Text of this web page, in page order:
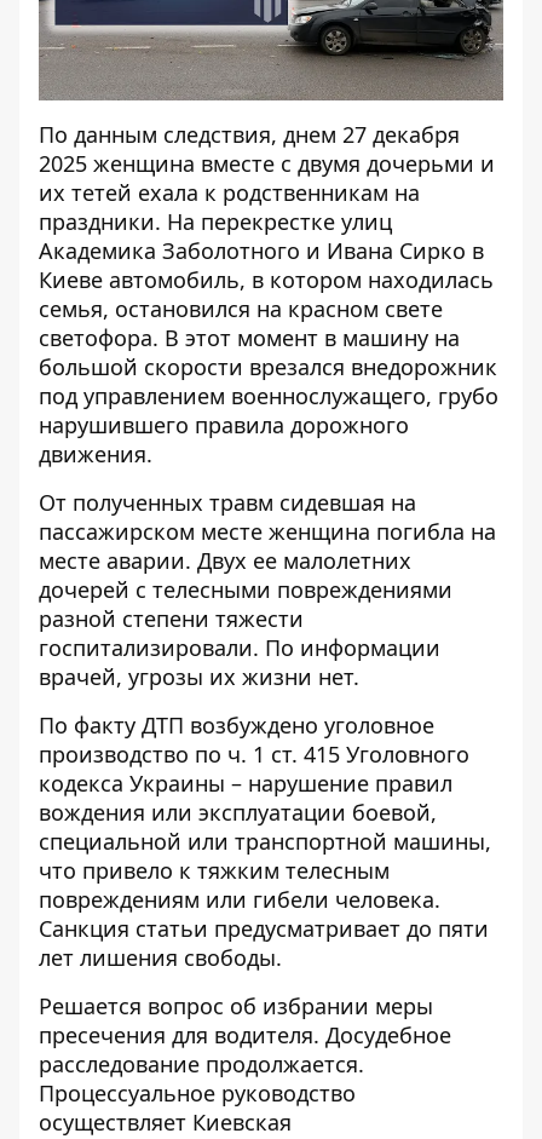
По данным следствия, днем ​​27 декабря
2025 женщина вместе с двумя дочерьми и
их тетей ехала к родственникам на
праздники. На перекрестке улиц
Академика Заболотного и Ивана Сирко в
Киеве автомобиль, в котором находилась
семья, остановился на красном свете
светофора. В этот момент в машину на
большой скорости врезался внедорожник
под управлением военнослужащего, грубо
нарушившего правила дорожного
движения.
От полученных травм сидевшая на
пассажирском месте женщина погибла на
месте аварии. Двух ее малолетних
дочерей с телесными повреждениями
разной степени тяжести
госпитализировали. По информации
врачей, угрозы их жизни нет.
По факту ДТП возбуждено уголовное
производство по ч. 1 ст. 415 Уголовного
кодекса Украины – нарушение правил
вождения или эксплуатации боевой,
специальной или транспортной машины,
что привело к тяжким телесным
повреждениям или гибели человека.
Санкция статьи предусматривает до пяти
лет лишения свободы.
Решается вопрос об избрании меры
пресечения для водителя. Досудебное
расследование продолжается.
Процессуальное руководство
осуществляет Киевская